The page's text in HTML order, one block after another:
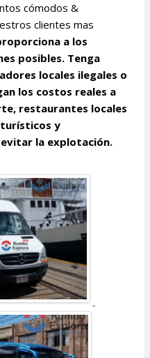
cómodos &
clientes mas
a los
posibles. Tenga
locales ilegales o
los costos reales a
restaurantes locales
turísticos y
la explotación.